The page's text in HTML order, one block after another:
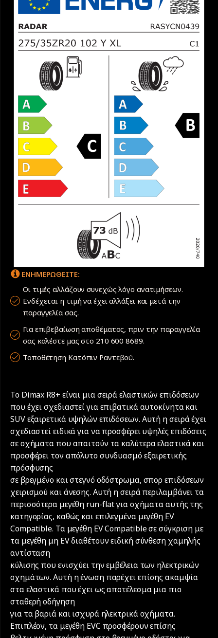
ΕΝΗΜΕΡΩΘΕΙΤΕ:
Οι τιμές αλλάζουν συνεχώς λόγο ανατιμήσεων.
Ενδέχεται η τιμή να έχει αλλάξει και μετά την
παραγγελία σας.
Για επιβεβαίωση αποθέματος, πριν την παραγγελία
σας καλέστε μας στο 210 600 8689.
Τοποθέτηση Κατόπιν Ραντεβού.
Το Dimax R8+ είναι μια σειρά ελαστικών επιδόσεων
που έχει σχεδιαστεί για επιβατικά αυτοκίνητα και
SUV εξαιρετικά υψηλών επιδόσεων. Αυτή η σειρά έχει
σχεδιαστεί ειδικά για να προσφέρει υψηλές επιδόσεις
σε οχήματα που απαιτούν τα καλύτερα ελαστικά και
προσφέρει τον απόλυτο συνδυασμό εξαιρετικής
πρόσφυσης
σε βρεγμένο και στεγνό οδόστρωμα, σπορ επιδόσεων
χειρισμού και άνεσης. Αυτή η σειρά περιλαμβάνει τα
περισσότερα μεγέθη run-flat για οχήματα αυτής της
κατηγορίας, καθώς και επιλεγμένα μεγέθη EV
Compatible. Τα μεγέθη EV Compatible σε σύγκριση με
τα μεγέθη μη EV διαθέτουν ειδική σύνθεση χαμηλής
αντίσταση
κύλισης που ενισχύει την εμβέλεια των ηλεκτρικών
οχημάτων. Αυτή η ένωση παρέχει επίσης ακαμψία
στα ελαστικά που έχει ως αποτέλεσμα μια πιο
σταθερή οδήγηση
για τα βαριά και ισχυρά ηλεκτρικά οχήματα.
Επιπλέον, τα μεγέθη EVC προσφέρουν επίσης